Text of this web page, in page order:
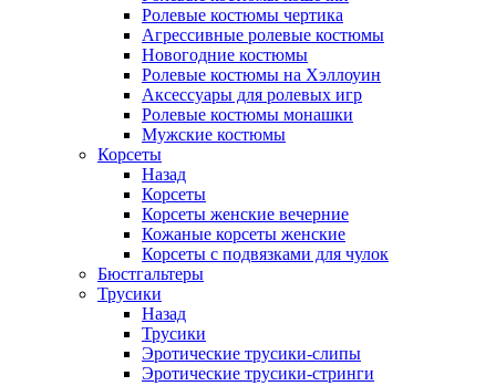
Ролевые костюмы чертика
Агрессивные ролевые костюмы
Новогодние костюмы
Ролевые костюмы на Хэллоуин
Аксессуары для ролевых игр
Ролевые костюмы монашки
Мужские костюмы
Корсеты
Назад
Корсеты
Корсеты женские вечерние
Кожаные корсеты женские
Корсеты с подвязками для чулок
Бюстгальтеры
Трусики
Назад
Трусики
Эротические трусики-слипы
Эротические трусики-стринги